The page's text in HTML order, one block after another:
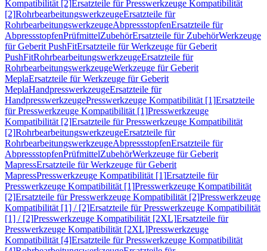
Kompatibilität [2]Ersatzteile für Presswerkzeuge Kompatibilität
[2]RohrbearbeitungswerkzeugeErsatzteile für
RohrbearbeitungswerkzeugeAbpressstopfenErsatzteile für
AbpressstopfenPrüfmittelZubehörErsatzteile für ZubehörWerkzeuge
für Geberit PushFitErsatzteile für Werkzeuge für Geberit
PushFitRohrbearbeitungswerkzeugeErsatzteile für
RohrbearbeitungswerkzeugeWerkzeuge für Geberit
MeplaErsatzteile für Werkzeuge für Geberit
MeplaHandpresswerkzeugeErsatzteile für
HandpresswerkzeugePresswerkzeuge Kompatibilität [1]Ersatzteile
für Presswerkzeuge Kompatibilität [1]Presswerkzeuge
Kompatibilität [2]Ersatzteile für Presswerkzeuge Kompatibilität
[2]RohrbearbeitungswerkzeugeErsatzteile für
RohrbearbeitungswerkzeugeAbpressstopfenErsatzteile für
AbpressstopfenPrüfmittelZubehörWerkzeuge für Geberit
MapressErsatzteile für Werkzeuge für Geberit
MapressPresswerkzeuge Kompatibilität [1]Ersatzteile für
Presswerkzeuge Kompatibilität [1]Presswerkzeuge Kompatibilität
[2]Ersatzteile für Presswerkzeuge Kompatibilität [2]Presswerkzeuge
Kompatibilität [1] / [2]Ersatzteile für Presswerkzeuge Kompatibilität
[1] / [2]Presswerkzeuge Kompatibilität [2XL]Ersatzteile für
Presswerkzeuge Kompatibilität [2XL]Presswerkzeuge
Kompatibilität [4]Ersatzteile für Presswerkzeuge Kompatibilität